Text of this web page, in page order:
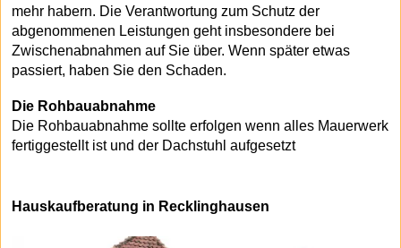
mehr habern. Die Verantwortung zum Schutz der
abgenommenen Leistungen geht insbesondere bei
Zwischenabnahmen auf Sie über. Wenn später etwas
passiert, haben Sie den Schaden.
Die Rohbauabnahme
Die Rohbauabnahme sollte erfolgen wenn alles Mauerwerk
fertiggestellt ist und der Dachstuhl aufgesetzt
Hauskaufberatung in Recklinghausen